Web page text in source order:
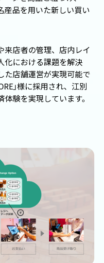
産品を用いた新しい買い
店者の管理、店内レイ
化における課題を解決
た店舗運営が実現可能で
」様に採用され、江別
験を実現しています。